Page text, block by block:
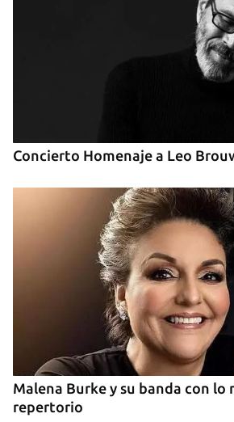
Concierto Homenaje a Leo
Malena Burke y su banda con lo
repertorio